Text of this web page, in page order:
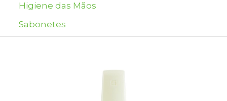
Higiene das Mãos
Sabonetes